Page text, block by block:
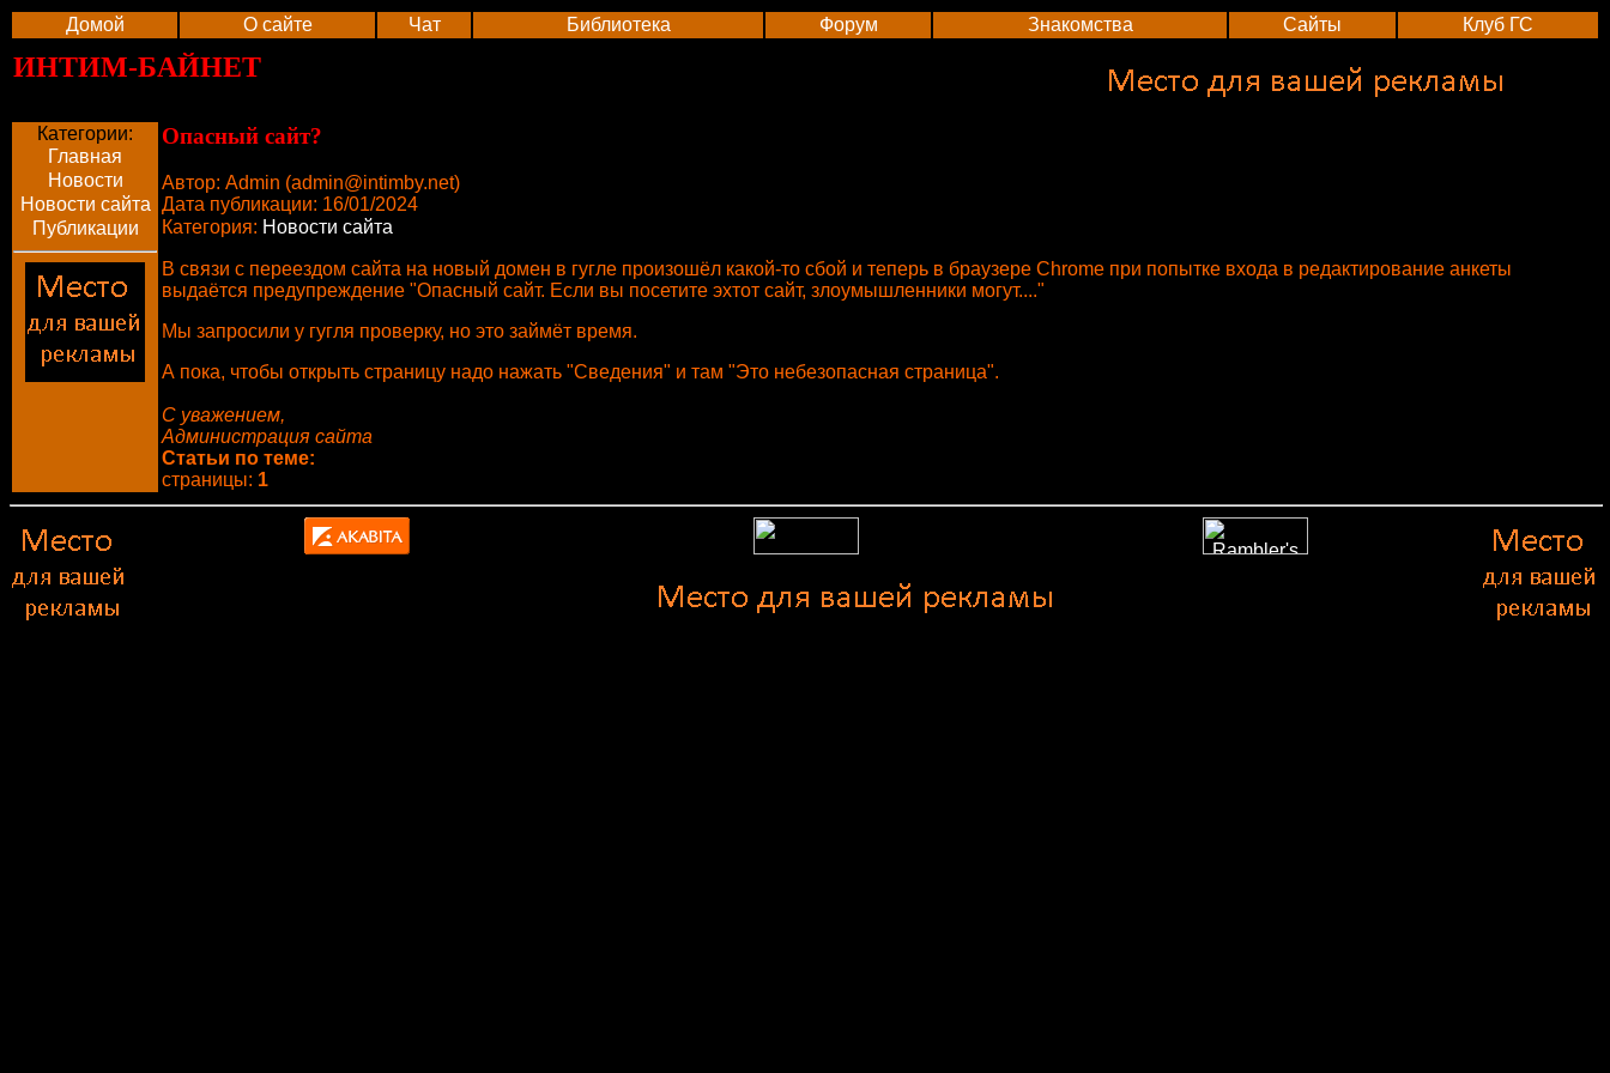
Домой О сайте Чат Библиотека Форум Знакомства Сайты Клуб ГС
ИНТИМ-БАЙНЕТ
Категории:
Главная
Новости
Новости сайта
Публикации
Опасный сайт?
Автор: Admin (admin@intimby.net)
Дата публикации: 16/01/2024
Категория: Новости сайта
В связи с переездом сайта на новый домен в гугле произошёл какой-то сбой и теперь в браузере Chrome при попытке входа в редактирование анкеты
выдаётся предупреждение "Опасный сайт. Если вы посетите эхтот сайт, злоумышленники могут...."
Мы запросили у гугля проверку, но это займёт время.
А пока, чтобы открыть страницу надо нажать "Сведения" и там "Это небезопасная страница".
С уважением,
Администрация сайта
Статьи по теме:
страницы: 1